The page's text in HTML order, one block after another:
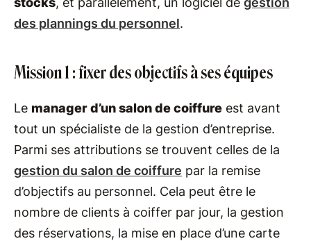
des plannings du personnel.
Mission 1 : fixer des objectifs à ses équipes
Le manager d’un salon de coiffure est avant
tout un spécialiste de la gestion d’entreprise.
Parmi ses attributions se trouvent celles de la
gestion du salon de coiffure par la remise
d’objectifs au personnel. Cela peut être le
nombre de clients à coiffer par jour, la gestion
des réservations, la mise en place d’une carte